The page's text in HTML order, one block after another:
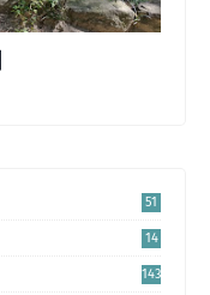
51
14
143